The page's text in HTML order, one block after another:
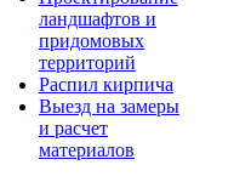
ландшафтов и
придомовых
территорий
Распил кирпича
Выезд на замеры
и расчет
материалов